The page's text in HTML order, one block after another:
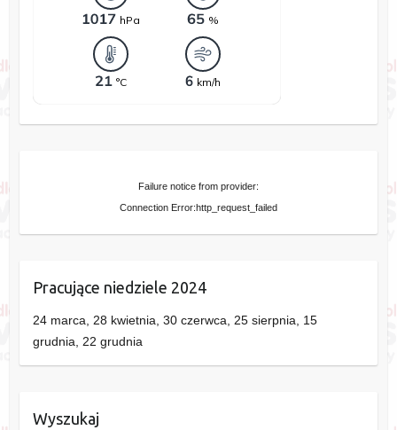
Failure notice from provider:
Connection Error:http_request_failed
Pracujące niedziele 2024
24 marca, 28 kwietnia, 30 czerwca, 25 sierpnia, 15
grudnia, 22 grudnia
Wyszukaj